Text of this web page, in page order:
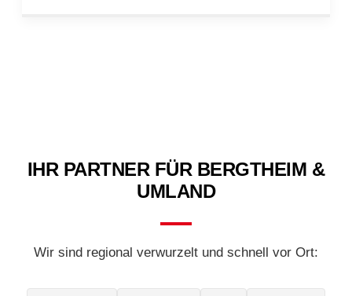
IHR PARTNER FÜR BERGTHEIM &
UMLAND
Wir sind regional verwurzelt und schnell vor Ort: